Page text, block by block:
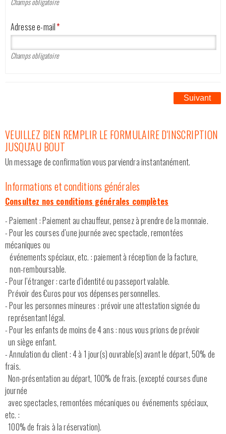
Adresse e-mail*
Champs obligatoire
Suivant
VEUILLEZ BIEN REMPLIR LE FORMULAIRE D'INSCRIPTION
JUSQU'AU BOUT
Un message de confirmation vous parviendra instantanément.
Informations et conditions générales
Consultez nos conditions générales complètes
- Paiement : Paiement au chauffeur, pensez à prendre de la monnaie.
- Pour les courses d’une journée avec spectacle, remontées
mécaniques ou
événements spéciaux, etc. : paiement à réception de la facture,
non-remboursable.
- Pour l’étranger : carte d’identité ou passeport valable.
Prévoir des €uros pour vos dépenses personnelles.
- Pour les personnes mineures : prévoir une attestation signée du
représentant légal.
- Pour les enfants de moins de 4 ans : nous vous prions de prévoir
un siège enfant.
- Annulation du client : 4 à 1 jour(s) ouvrable(s) avant le départ, 50% de
frais.
Non-présentation au départ, 100% de frais. (excepté courses d'une
journée
avec spectacles, remontées mécaniques ou événements spéciaux,
etc. :
100% de frais à la réservation).